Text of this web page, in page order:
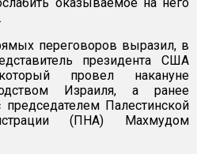
переговоров выразил, в
президента США
провел накануне
Израиля, а ранее
Палестинской
(ПНА) Махмудом